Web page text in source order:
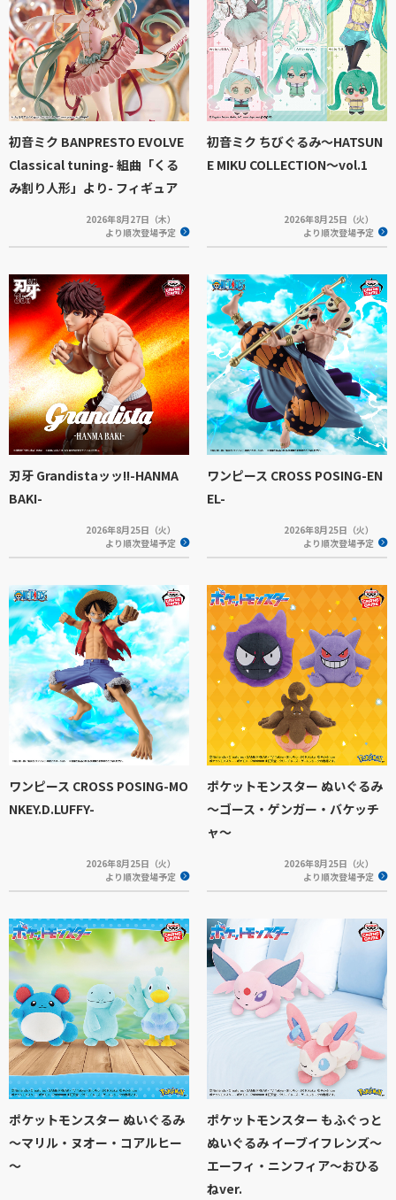
初音ミク BANPRESTO EVOLVE
Classical tuning- 組曲「くる
み割り人形」より- フィギュア
2026年8月27日（木）
より順次登場予定
初音ミク ちびぐるみ～HATSUN
E MIKU COLLECTION～vol.1
2026年8月25日（火）
より順次登場予定
刃牙 Grandistaッッ!!-HANMA
BAKI-
2026年8月25日（火）
より順次登場予定
ワンピース CROSS POSING-EN
EL-
2026年8月25日（火）
より順次登場予定
ワンピース CROSS POSING-MO
NKEY.D.LUFFY-
2026年8月25日（火）
より順次登場予定
ポケットモンスター ぬいぐるみ
～ゴース・ゲンガー・バケッチ
ャ～
2026年8月25日（火）
より順次登場予定
ポケットモンスター ぬいぐるみ
～マリル・ヌオー・コアルヒー
～
ポケットモンスター もふぐっと
ぬいぐるみ イーブイフレンズ～
エーフィ・ニンフィア～おひる
ねver.